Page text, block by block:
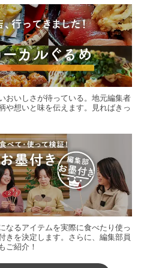
おいしさが待っている。地元編集者
や想いと味を伝えます。見ればきっ
なるアイテムを実際に食べたり使っ
きを決定します。さらに、編集部員
ご紹介！